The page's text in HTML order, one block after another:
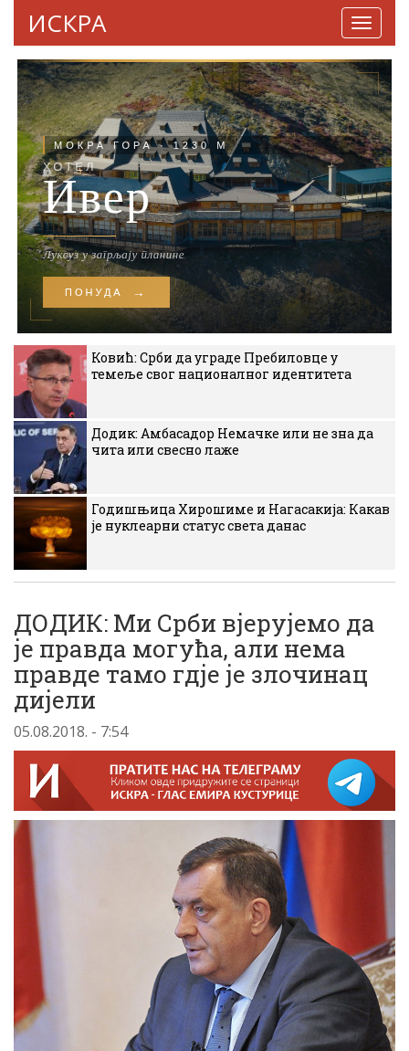
ИСКРА
Ковић: Срби да уграде Пребиловце у
темеље свог националног идентитета
Додик: Амбасадор Немачке или не зна да
чита или свесно лаже
Годишњица Хирошиме и Нагасакија: Какав
је нуклеарни статус света данас
ДОДИК: Ми Срби вјерујемо да
је правда могућа, али нема
правде тамо гдје је злочинац
дијели
05.08.2018. - 7:54